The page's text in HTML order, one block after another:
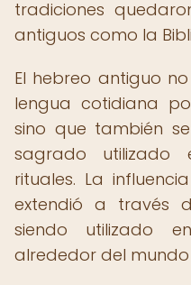
tradiciones
antiguos como la
El hebreo antiguo
lengua cotidiana
sino que también
sagrado utilizado
rituales. La
extendió a través
siendo utilizado
alrededor del